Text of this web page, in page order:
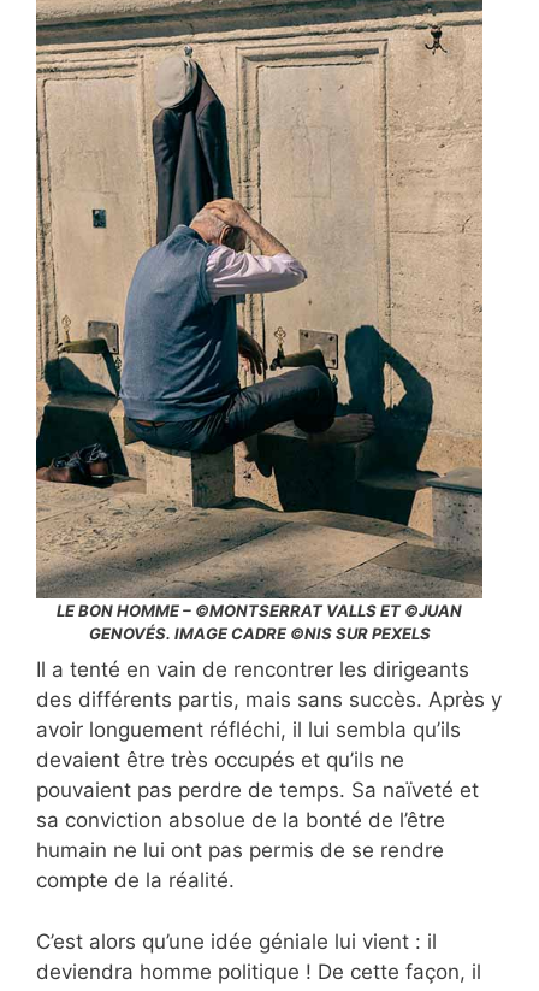
LE BON HOMME – ©MONTSERRAT VALLS ET ©JUAN
GENOVÉS. IMAGE CADRE ©NIS SUR PEXELS
Il a tenté en vain de rencontrer les dirigeants
des différents partis, mais sans succès. Après y
avoir longuement réfléchi, il lui sembla qu’ils
devaient être très occupés et qu’ils ne
pouvaient pas perdre de temps. Sa naïveté et
sa conviction absolue de la bonté de l’être
humain ne lui ont pas permis de se rendre
compte de la réalité.
C’est alors qu’une idée géniale lui vient : il
deviendra homme politique ! De cette façon, il